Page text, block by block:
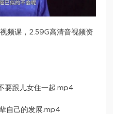
频课，2.59G高清音视频资
要跟儿女住一起.mp4
自己的发展.mp4